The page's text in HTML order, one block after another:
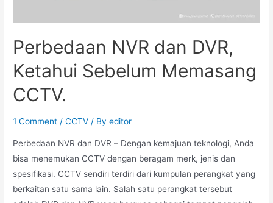
Perbedaan NVR dan DVR,
Ketahui Sebelum Memasang
CCTV.
1 Comment /CCTV / Byeditor
Perbedaan NVR dan DVR – Dengan kemajuan teknologi, Anda
bisa menemukan CCTV dengan beragam merk, jenis dan
spesifikasi. CCTV sendiri terdiri dari kumpulan perangkat yang
berkaitan satu sama lain. Salah satu perangkat tersebut